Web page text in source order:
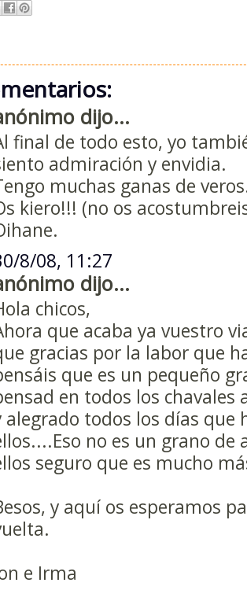
dijo...
final de todo esto, yo
admiración y envidia.
muchas ganas de
kiero!!! (no os
8/08, 11:27
dijo...
chicos,
que acaba ya vuestro
gracias por la labor que
que es un pequeño
en todos los chavales
alegrado todos los días que
no es un grano de
seguro que es mucho
y aquí os esperamos
e Irma